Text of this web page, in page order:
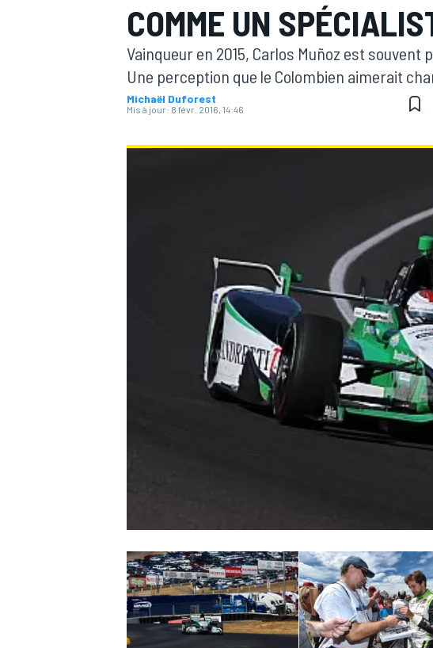
WEC
COMME UN
Vainqueur en 2015, Carlos Muñoz est
Une perception que le Colombien aimerait
Michaël Duforest
Mis à jour: 8 févr. 2016, 14:46